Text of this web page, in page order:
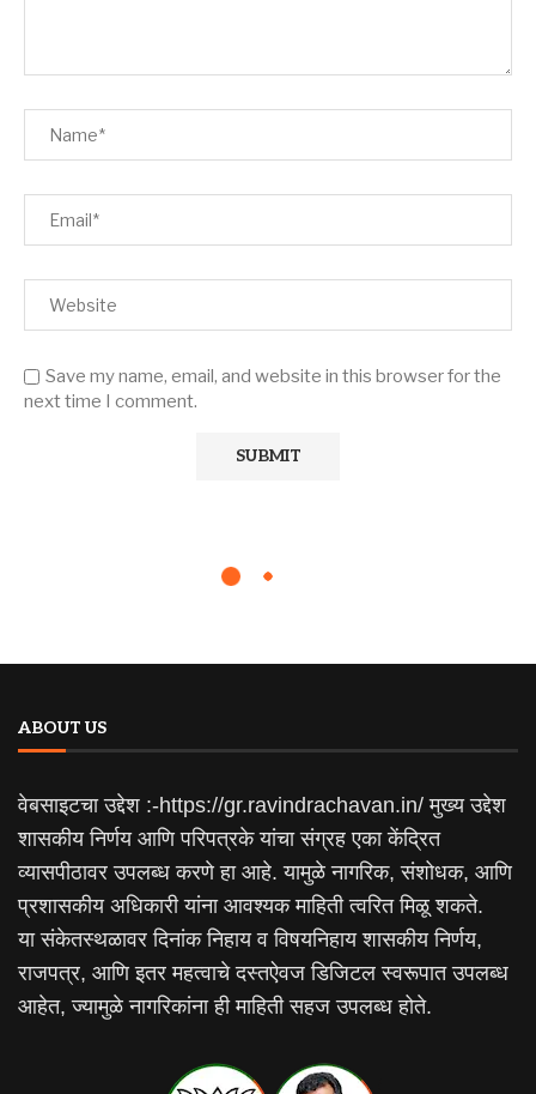
Save my name, email, and website in this browser for the
next time I comment.
ABOUT US
वेबसाइटचा उद्देश :-https://gr.ravindrachavan.in/ मुख्य उद्देश
शासकीय निर्णय आणि परिपत्रके यांचा संग्रह एका केंद्रित
व्यासपीठावर उपलब्ध करणे हा आहे. यामुळे नागरिक, संशोधक, आणि
प्रशासकीय अधिकारी यांना आवश्यक माहिती त्वरित मिळू शकते.
या संकेतस्थळावर दिनांक निहाय व विषयनिहाय शासकीय निर्णय,
राजपत्र, आणि इतर महत्वाचे दस्तऐवज डिजिटल स्वरूपात उपलब्ध
आहेत, ज्यामुळे नागरिकांना ही माहिती सहज उपलब्ध होते.